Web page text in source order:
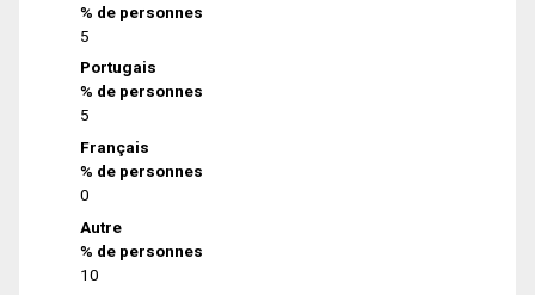
% de personnes
5
Portugais
% de personnes
5
Français
% de personnes
0
Autre
% de personnes
10